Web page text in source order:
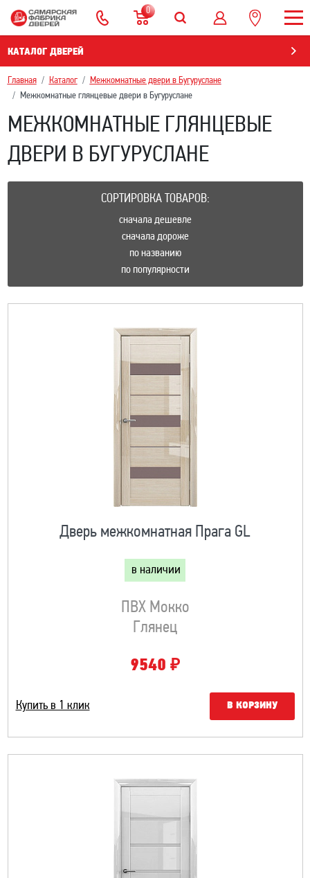
0
КАТАЛОГ ДВЕРЕЙ
Главная Каталог
Межкомнатные двери в Бугуруслане
Межкомнатные глянцевые двери в Бугуруслане
МЕЖКОМНАТНЫЕ ГЛЯНЦЕВЫЕ
ДВЕРИ В БУГУРУСЛАНЕ
СОРТИРОВКА ТОВАРОВ:
сначала дешевле
сначала дороже
по названию
по популярности
Дверь межкомнатная Прага GL
в наличии
ПВХ Мокко
Глянец
9540 ₽
Купить в 1 клик В КОРЗИНУ